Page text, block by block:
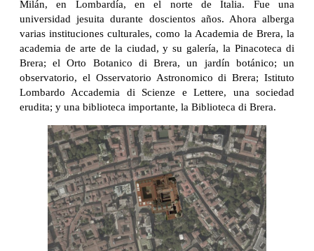
Milán, en Lombardía, en el norte de Italia. Fue una
universidad jesuita durante doscientos años. Ahora alberga
varias instituciones culturales, como la Academia de Brera, la
academia de arte de la ciudad, y su galería, la Pinacoteca di
Brera; el Orto Botanico di Brera, un jardín botánico; un
observatorio, el Osservatorio Astronomico di Brera; Istituto
Lombardo Accademia di Scienze e Lettere, una sociedad
erudita; y una biblioteca importante, la Biblioteca di Brera.